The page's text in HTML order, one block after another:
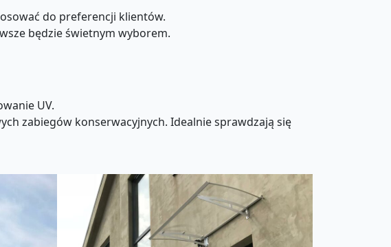
do preferencji klientów.
będzie świetnym wyborem.
UV.
zabiegów konserwacyjnych. Idealnie sprawdzają się